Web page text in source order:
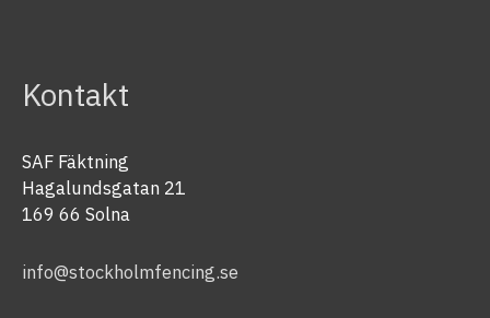
Kontakt
SAF Fäktning
Hagalundsgatan 21
169 66 Solna
info@stockholmfencing.se